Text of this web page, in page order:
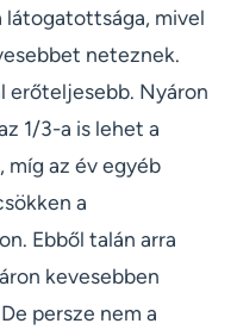
látogatottsága, mivel
neteznek.
erőteljesebb. Nyáron
1/3-a is lehet a
míg az év egyéb
a
Ebből talán arra
kevesebben
persze nem a